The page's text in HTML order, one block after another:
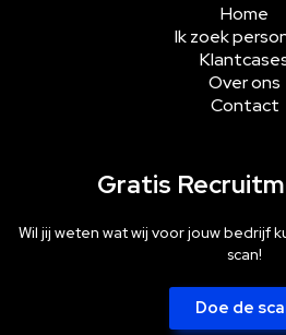
Home
Ik zoek
Over ons
Contact
Gratis
Wil jij weten wat wij voor jouw bedrijf
scan!
Doe de